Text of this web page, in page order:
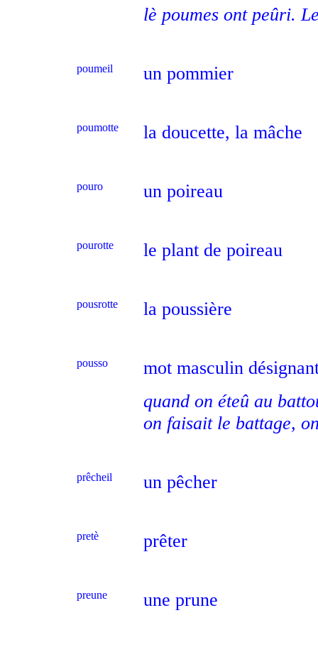
lè poumes ont peûri.
poumeil un pommier
poumotte la doucette, la mâche
pouro un poireau
pourotte le plant de poireau
pousrotte la poussière
pousso
mot masculin
quand on éteû au
on faisait le battage,
prêcheil un pêcher
pretè prêter
preune une prune